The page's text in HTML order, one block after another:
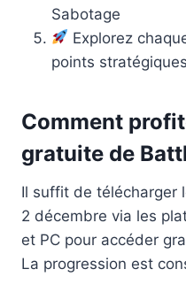
Sabotage
Explorez
points
Comment
gratuite de
Il suffit de télécharger
2 décembre via les
et PC pour accéder
La progression est